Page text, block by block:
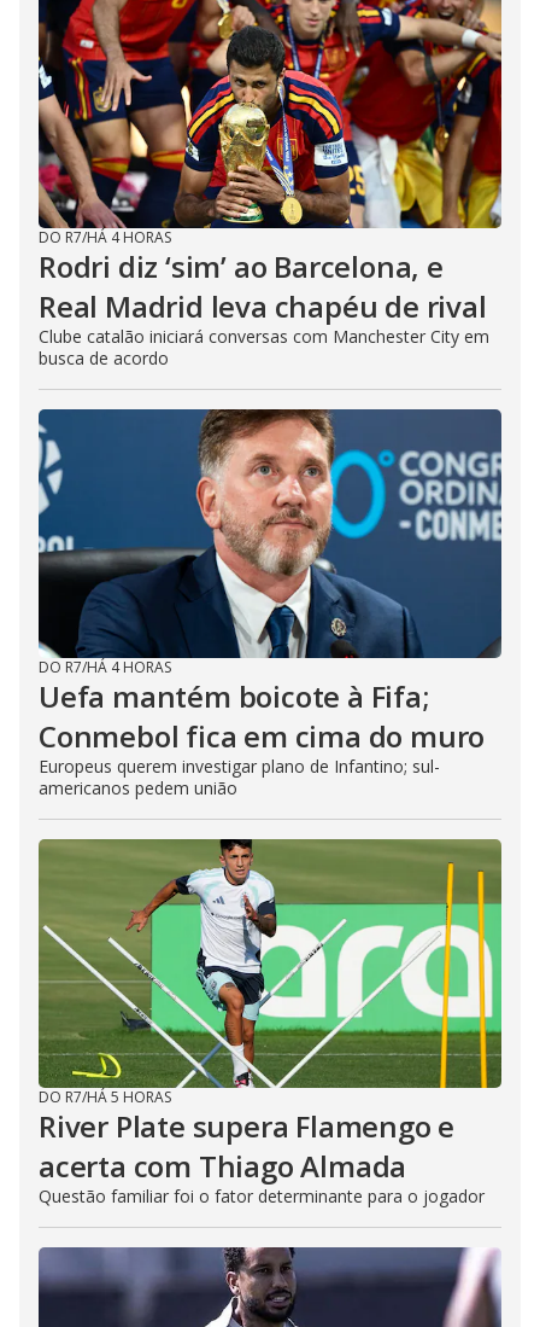
DO R7/HÁ 4 HORAS
Rodri diz ‘sim’ ao Barcelona, e
Real Madrid leva chapéu de rival
Clube catalão iniciará conversas com Manchester City em
busca de acordo
DO R7/HÁ 4 HORAS
Uefa mantém boicote à Fifa;
Conmebol fica em cima do muro
Europeus querem investigar plano de Infantino; sul-
americanos pedem união
DO R7/HÁ 5 HORAS
River Plate supera Flamengo e
acerta com Thiago Almada
Questão familiar foi o fator determinante para o jogador